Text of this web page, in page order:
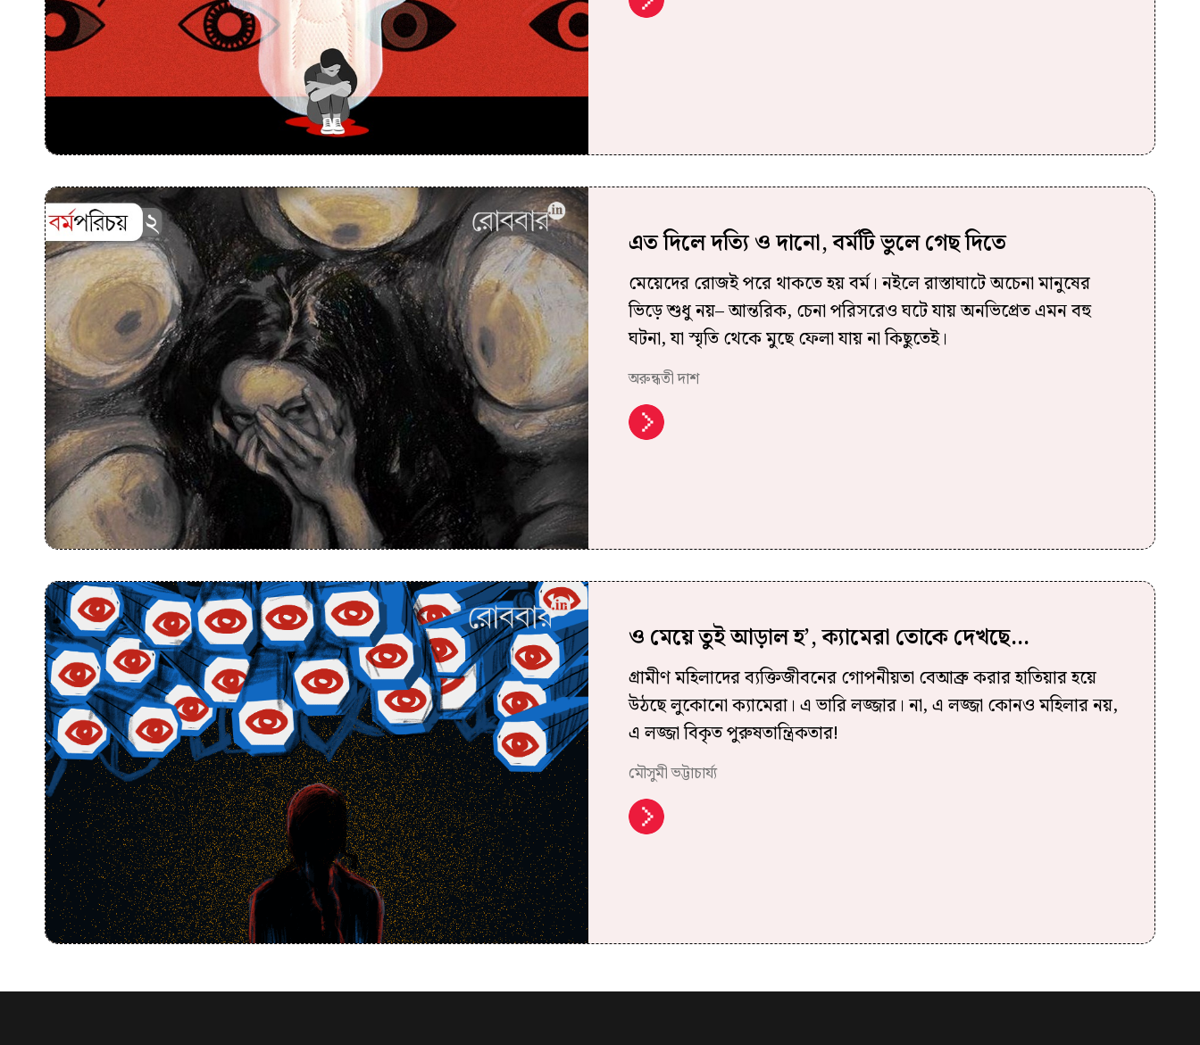
এত দিলে দত্যি ও দানো, বর্মটি ভুলে গেছ দিতে
মেয়েদের রোজই পরে থাকতে হয় বর্ম। নইলে রাস্তাঘাটে অচেনা মানুষের
ভিড়ে শুধু নয়– আন্তরিক, চেনা পরিসরেও ঘটে যায় অনভিপ্রেত এমন বহু
ঘটনা, যা স্মৃতি থেকে মুছে ফেলা যায় না কিছুতেই।
অরুন্ধতী দাশ
ও মেয়ে তুই আড়াল হ’, ক্যামেরা তোকে দেখছে…
গ্রামীণ মহিলাদের ব্যক্তিজীবনের গোপনীয়তা বেআব্রু করার হাতিয়ার হয়ে
উঠছে লুকোনো ক্যামেরা। এ ভারি লজ্জার। না, এ লজ্জা কোনও মহিলার নয়,
এ লজ্জা বিকৃত পুরুষতান্ত্রিকতার!
মৌসুমী ভট্টাচার্য্য